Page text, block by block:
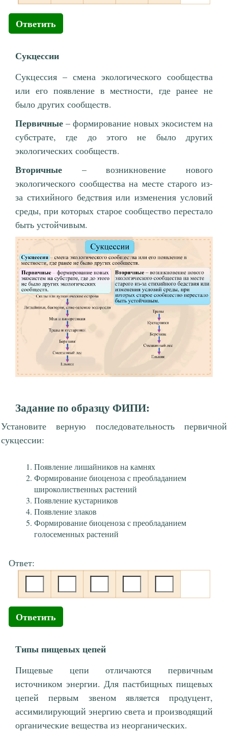
Ответить
Сукцессии
Сукцессия – смена экологического сообщества
или его появление в местности, где ранее не
было других сообществ.
Первичные – формирование новых экосистем на
субстрате, где до этого не было других
экологических сообществ.
Вторичные – возникновение нового
экологического сообщества на месте старого из-
за стихийного бедствия или изменения условий
среды, при которых старое сообщество перестало
быть устойчивым.
Задание по образцу ФИПИ:
Установите верную последовательность первичной
сукцессии:
Появление лишайников на камнях
Формирование биоценоза с преобладанием
широколиственных растений
Появление кустарников
Появление злаков
Формирование биоценоза с преобладанием
голосеменных растений
Ответ:
Ответить
Типы пищевых цепей
Пищевые цепи отличаются первичным
источником энергии. Для пастбищных пищевых
цепей первым звеном является продуцент,
ассимилирующий энергию света и производящий
органические вещества из неорганических.